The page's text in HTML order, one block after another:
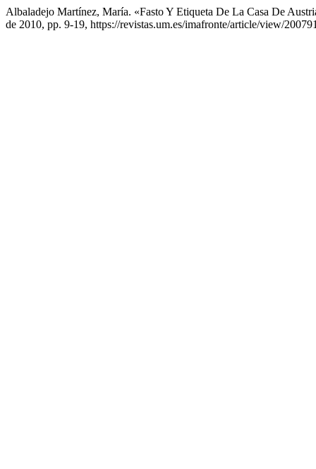
Albaladejo Martínez, María. «Fasto Y Etiqueta De La Casa De
de 2010, pp. 9-19, https://revistas.um.es/imafronte/article/view/